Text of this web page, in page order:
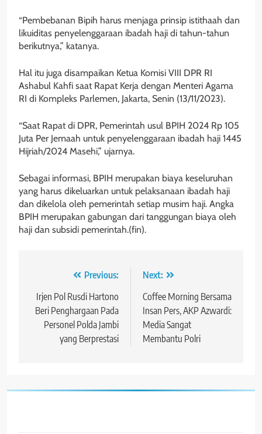
“Pembebanan Bipih harus menjaga prinsip istithaah dan
likuiditas penyelenggaraan ibadah haji di tahun-tahun
berikutnya,” katanya.
Hal itu juga disampaikan Ketua Komisi VIII DPR RI
Ashabul Kahfi saat Rapat Kerja dengan Menteri Agama
RI di Kompleks Parlemen, Jakarta, Senin (13/11/2023).
“Saat Rapat di DPR, Pemerintah usul BPIH 2024 Rp 105
Juta Per Jemaah untuk penyelenggaraan ibadah haji 1445
Hijriah/2024 Masehi,” ujarnya.
Sebagai informasi, BPIH merupakan biaya keseluruhan
yang harus dikeluarkan untuk pelaksanaan ibadah haji
dan dikelola oleh pemerintah setiap musim haji. Angka
BPIH merupakan gabungan dari tanggungan biaya oleh
haji dan subsidi pemerintah.(fin).
Navigasi
pos
Previous:
Irjen Pol Rusdi Hartono
Beri Penghargaan Pada
Personel Polda Jambi
yang Berprestasi
Next:
Coffee Morning Bersama
Insan Pers, AKP Azwardi:
Media Sangat
Membantu Polri